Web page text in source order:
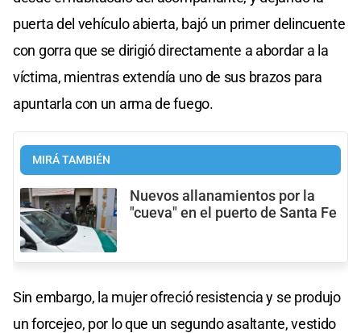
puerta del vehículo abierta, bajó un primer delincuente
con gorra que se dirigió directamente a abordar a la
víctima, mientras extendía uno de sus brazos para
apuntarla con un arma de fuego.
MIRÁ TAMBIÉN
Nuevos allanamientos por la
"cueva" en el puerto de Santa Fe
Sin embargo, la mujer ofreció resistencia y se produjo
un forcejeo, por lo que un segundo asaltante, vestido